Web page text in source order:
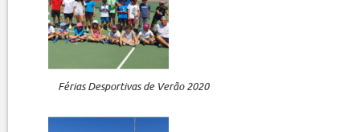
Férias Desportivas de Verão 2020